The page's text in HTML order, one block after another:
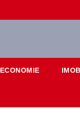
ECONOMIE